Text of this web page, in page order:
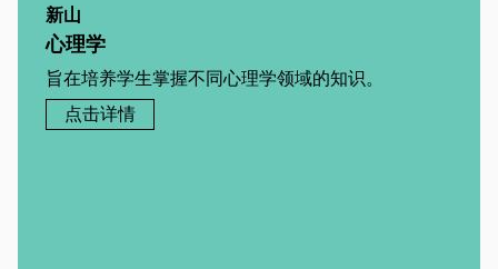
新山
心理学
旨在培养学生掌握不同心理学领域的知识。
点击详情